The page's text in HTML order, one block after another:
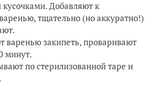
Добавляют к
тщательно (но аккуратно!)
варенью закипеть, проваривают
минут.
по стерилизованной таре и